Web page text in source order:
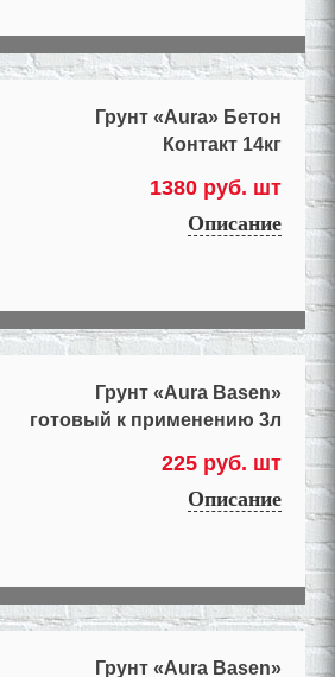
Грунт «Aura» Бетон
Контакт 14кг
1380 руб. шт
Описание
Грунт «Aura Basen»
готовый к применению 3л
225 руб. шт
Описание
Грунт «Aura Basen»